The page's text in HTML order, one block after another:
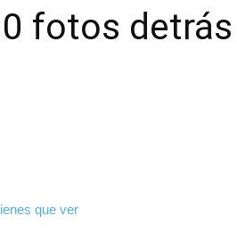
fotos